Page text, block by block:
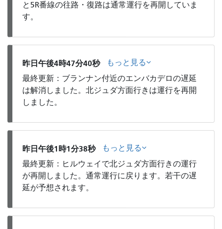
と5R番線の往路・復路は通常運行を再開していま
す。
昨日午後4時47分40秒
もっと見る
最終更新：ブランナン付近のエンバカデロの遅延
は解消しました。北ジュダ方面行きは運行を再開
しました。
昨日午後1時1分38秒
もっと見る
最終更新：ヒルウェイで北ジュダ方面行きの運行
が再開しました。通常運行に戻ります。若干の遅
延が予想されます。